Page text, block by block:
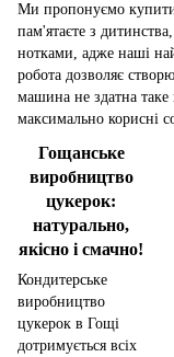
Ми пропонуємо
пам'ятаєте з
нотками, адже наші
робота дозволяє
машина не здатна
максимально корисні
Гощанське
виробництво
цукерок:
натурально,
якісно і смачно!
Кондитерське
виробництво
цукерок в Гощі
дотримується всіх